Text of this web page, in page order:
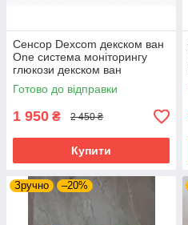
Сенсор Dexcom декском ван
One система моніторингу
глюкози декском ван
Готово до відправки
1 950 ₴ 2 450 ₴
Купити
Зручно –20%